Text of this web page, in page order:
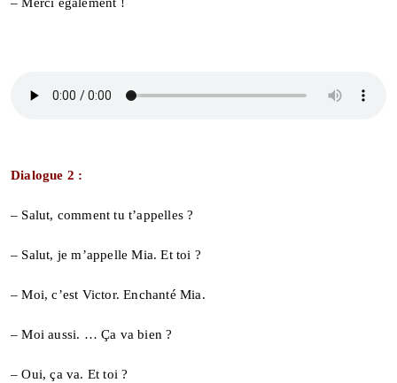
Dialogue 2 :
– Salut, comment tu t’appelles ?
– Salut, je m’appelle Mia. Et toi ?
– Moi, c’est Victor. Enchanté Mia.
– Moi aussi. … Ça va bien ?
– Oui, ça va. Et toi ?